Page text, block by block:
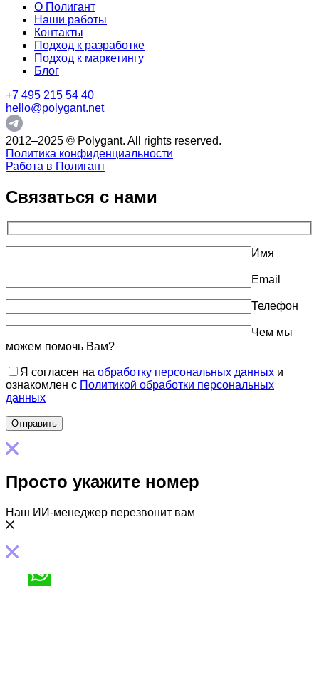
О Полигант
Наши работы
Контакты
Подход к разработке
Подход к маркетингу
Блог
+7 495 215 54 40
hello@polygant.net
2012–2025 © Polygant. All rights reserved.
Политика конфиденциальности
Работа в Полигант
Связаться с нами
Имя
Email
Телефон
Чем мы
можем помочь Вам?
Я согласен на обработку персональных данных и
ознакомлен с Политикой обработки персональных
данных
Просто укажите номер
Наш ИИ-менеджер перезвонит вам